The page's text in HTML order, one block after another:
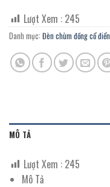
Lượt Xem : 245
Danh mục: Đèn chùm đồng cổ điển
MÔ TẢ
Lượt Xem : 245
Mô Tả